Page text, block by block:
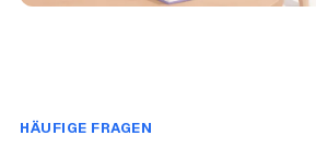
HÄUFIGE FRAGEN